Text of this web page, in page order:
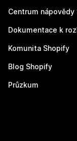
Centrum nápovědy
Dokumentace k
Komunita Shopify
Blog Shopify
Průzkum